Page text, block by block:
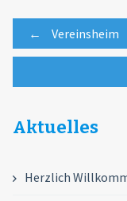
Post
← Vereinsheim
Aktuelles
Herzlich